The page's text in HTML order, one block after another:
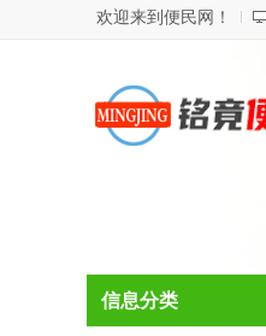
欢迎来到便民网！
信息分类